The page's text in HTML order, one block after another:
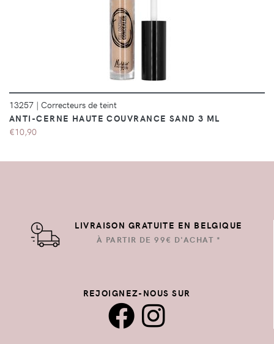
13257 | Correcteurs de teint
ANTI-CERNE HAUTE COUVRANCE SAND 3 ML
€10,90
LIVRAISON GRATUITE EN BELGIQUE
À PARTIR DE 99€ D'ACHAT *
REJOIGNEZ-NOUS SUR